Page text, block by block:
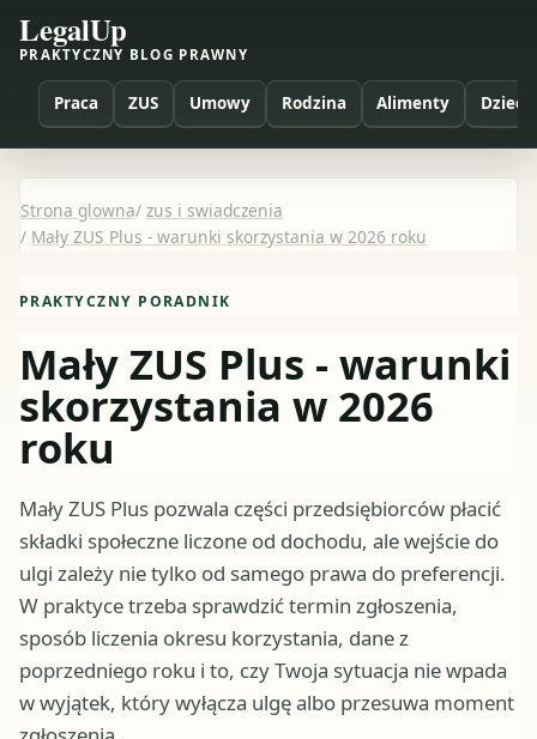
LegalUp
PRAKTYCZNY BLOG PRAWNY
Praca ZUS Umowy Rodzina Alimenty Dzieci
Strona glowna/ zus i swiadczenia
/ Mały ZUS Plus - warunki skorzystania w 2026 roku
PRAKTYCZNY PORADNIK
Mały ZUS Plus - warunki
skorzystania w 2026
roku
Mały ZUS Plus pozwala części przedsiębiorców płacić
składki społeczne liczone od dochodu, ale wejście do
ulgi zależy nie tylko od samego prawa do preferencji.
W praktyce trzeba sprawdzić termin zgłoszenia,
sposób liczenia okresu korzystania, dane z
poprzedniego roku i to, czy Twoja sytuacja nie wpada
w wyjątek, który wyłącza ulgę albo przesuwa moment